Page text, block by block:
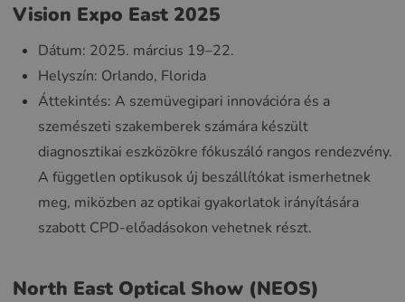
Vision Expo East 2025
Dátum: 2025. március 19–22.
Helyszín: Orlando, Florida
Áttekintés: A szemüvegipari innovációra és a
szemészeti szakemberek számára készült
diagnosztikai eszközökre fókuszáló rangos rendezvény.
A független optikusok új beszállítókat ismerhetnek
meg, miközben az optikai gyakorlatok irányítására
szabott CPD-előadásokon vehetnek részt.
North East Optical Show (NEOS)